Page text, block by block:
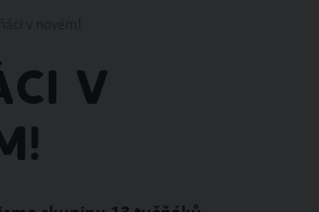
v